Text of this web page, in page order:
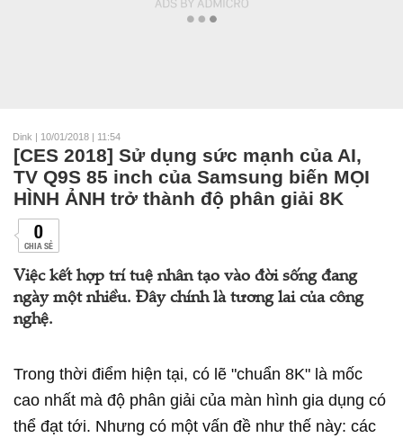
Dink | 10/01/2018 | 11:54
[CES 2018] Sử dụng sức mạnh của AI,
TV Q9S 85 inch của Samsung biến MỌI
HÌNH ẢNH trở thành độ phân giải 8K
0
CHIA SẺ
Việc kết hợp trí tuệ nhân tạo vào đời sống đang
ngày một nhiều. Đây chính là tương lai của công
nghệ.
Trong thời điểm hiện tại, có lẽ "chuẩn 8K" là mốc
cao nhất mà độ phân giải của màn hình gia dụng có
thể đạt tới. Nhưng có một vấn đề như thế này: các